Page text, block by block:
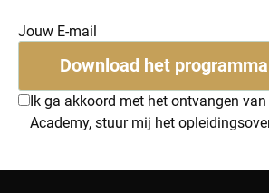
Jouw E-mail
Download het
Ik ga akkoord met het ontvangen
Academy, stuur mij het